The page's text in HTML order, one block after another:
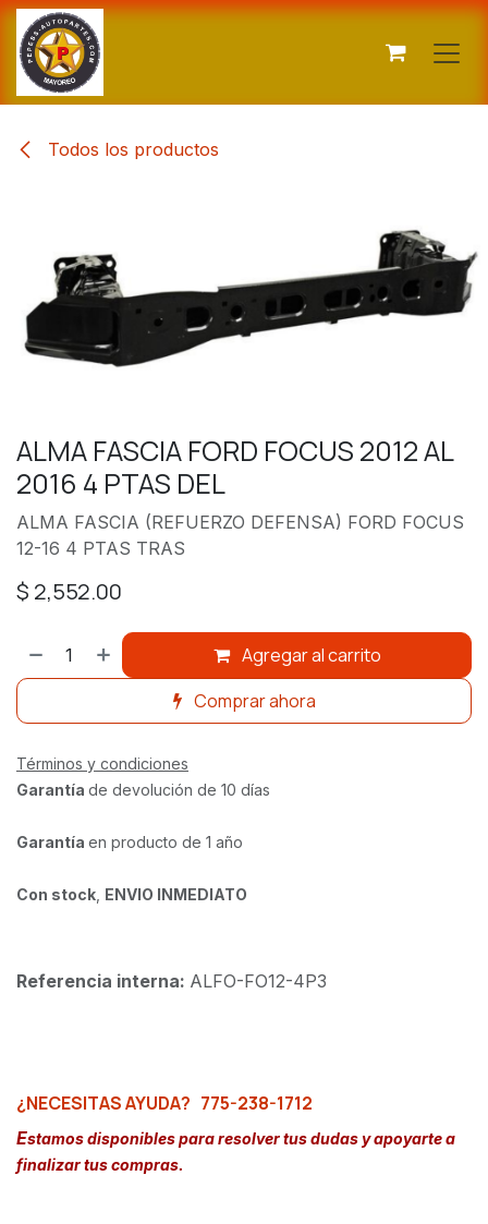
Ir al contenido
Todos los productos
ALMA FASCIA FORD FOCUS 2012 AL
2016 4 PTAS DEL
ALMA FASCIA (REFUERZO DEFENSA) FORD FOCUS
12-16 4 PTAS TRAS
$ 2,552.00
Agregar al carrito
Comprar ahora
Términos y condiciones
Garantía de devolución de 10 días
Garantía en producto de 1 año
Con stock ENVIO INMEDIATO
Referencia interna: ALFO-FO12-4P3
¿NECESITAS AYUDA? 775-238-1712
Estamos disponibles para resolver tus dudas y apoyarte a
finalizar tus compras.